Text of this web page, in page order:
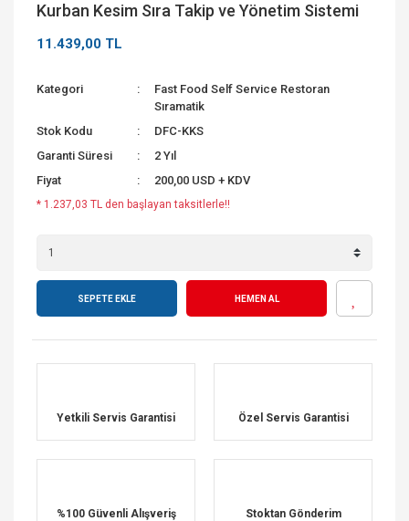
Kurban Kesim Sıra Takip ve Yönetim Sistemi
11.439,00 TL
Kategori
Fast Food Self Service Restoran
Sıramatik
Stok Kodu
DFC-KKS
Garanti Süresi
2 Yıl
Fiyat
200,00 USD + KDV
* 1.237,03 TL den başlayan taksitlerle!!
SEPETE EKLE HEMEN AL
Yetkili Servis Garantisi Özel Servis Garantisi
%100 Güvenli Alışveriş Stoktan Gönderim